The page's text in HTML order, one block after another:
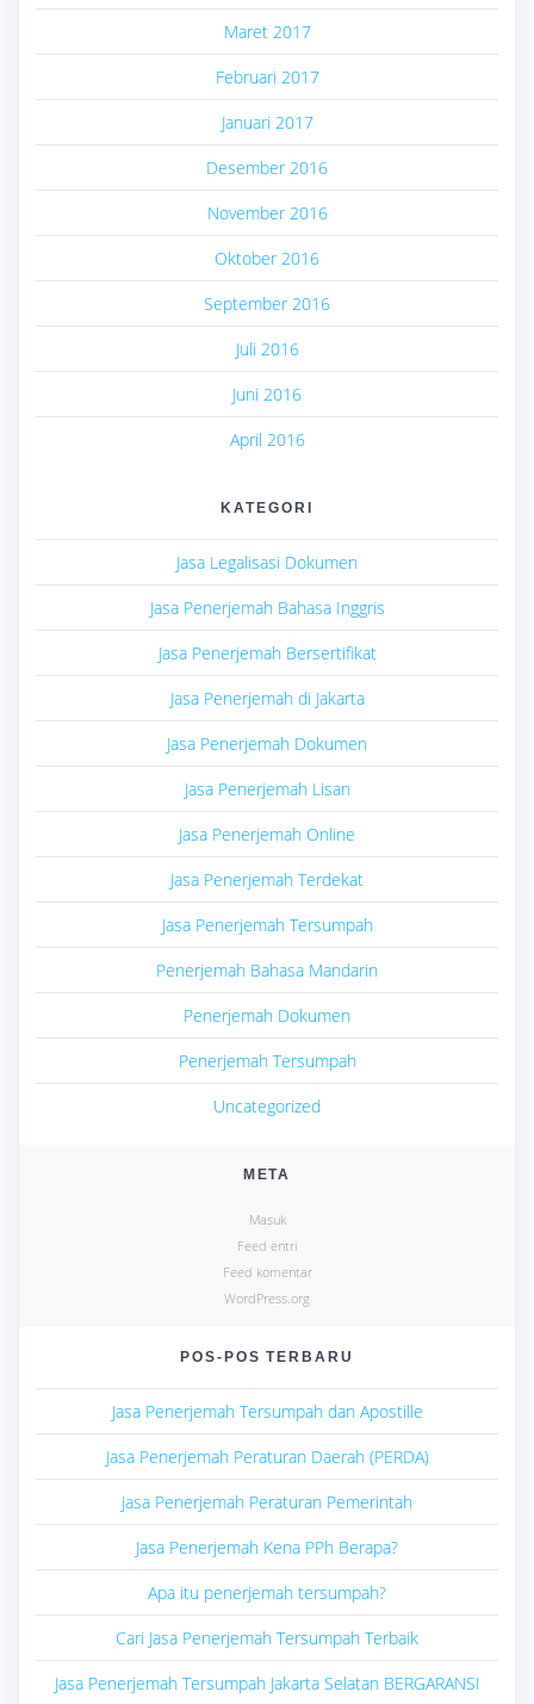
Maret 2017
Februari 2017
Januari 2017
Desember 2016
November 2016
Oktober 2016
September 2016
Juli 2016
Juni 2016
April 2016
KATEGORI
Jasa Legalisasi Dokumen
Jasa Penerjemah Bahasa Inggris
Jasa Penerjemah Bersertifikat
Jasa Penerjemah di Jakarta
Jasa Penerjemah Dokumen
Jasa Penerjemah Lisan
Jasa Penerjemah Online
Jasa Penerjemah Terdekat
Jasa Penerjemah Tersumpah
Penerjemah Bahasa Mandarin
Penerjemah Dokumen
Penerjemah Tersumpah
Uncategorized
META
Masuk
Feed entri
Feed komentar
WordPress.org
POS-POS TERBARU
Jasa Penerjemah Tersumpah dan Apostille
Jasa Penerjemah Peraturan Daerah (PERDA)
Jasa Penerjemah Peraturan Pemerintah
Jasa Penerjemah Kena PPh Berapa?
Apa itu penerjemah tersumpah?
Cari Jasa Penerjemah Tersumpah Terbaik
Jasa Penerjemah Tersumpah Jakarta Selatan BERGARANSI